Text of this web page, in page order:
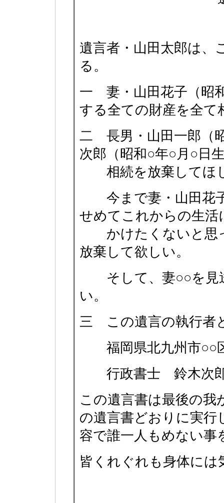
遺言者・山田太郎は、
る。
一 妻・山田花子（昭
する全ての財産を全て
二 長男・山田一郎（
次郎（昭和○年○月○日
相続を放棄してほ
今まで妻・山田花
せめてこれからの生活
かけたくないと思
放棄して欲しい。
そして、妻○○を見
い。
三 この遺言の執行者
福岡県北九州市○○
行政書士 鈴木次
この遺言書は最後の
の遺言書どおりに実行
容で誰一人もめない事
皆くれぐれも身体に